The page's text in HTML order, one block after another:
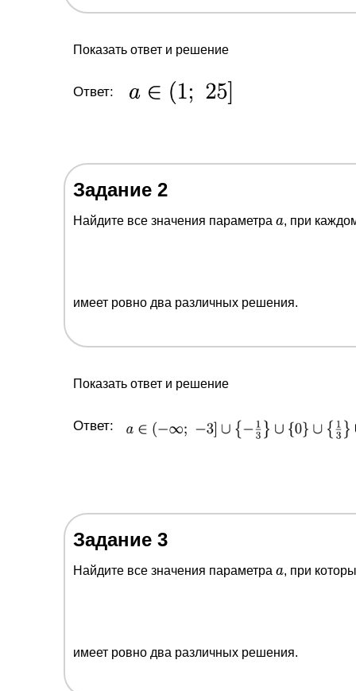
Показать ответ и решение
Ответ:
Задание 2
Найдите все значения параметра a
a, при
имеет ровно два различных решения.
Показать ответ и решение
Ответ:
Задание 3
Найдите все значения параметра a
a, при
имеет ровно два различных решения.